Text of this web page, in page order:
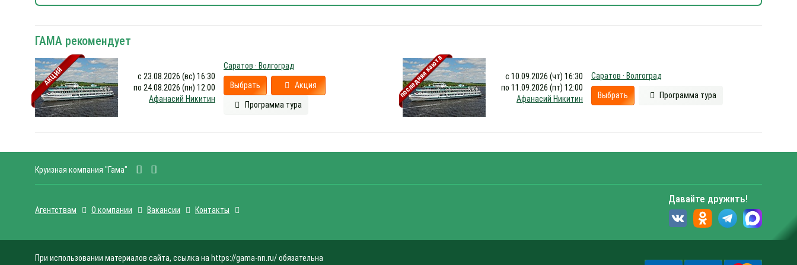
ГАМА рекомендует
АКЦИЯ
с 23.08.2026 (вс) 16:30
по 24.08.2026 (пн) 12:00
Афанасий Никитин
Саратов · Волгоград
Выбрать Акция
Программа тура
последняя каюта
с 10.09.2026 (чт) 16:30
по 11.09.2026 (пт) 12:00
Афанасий Никитин
Саратов · Волгоград
Выбрать Программа тура
Круизная компания "Гама"
Агентствам О компании Вакансии Контакты
Давайте дружить!
При использовании материалов сайта, ссылка на https://gama-nn.ru/ обязательна